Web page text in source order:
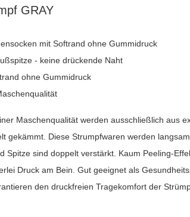
GRAY
mit Softrand ohne Gummidruck
- keine drückende Naht
ohne Gummidruck
Maschenqualität werden ausschließlich aus
gekämmt. Diese Strumpfwaren werden
Spitze sind doppelt verstärkt. Kaum Peeling-
Druck am Bein. Gut geeignet als
den druckfreien Tragekomfort der